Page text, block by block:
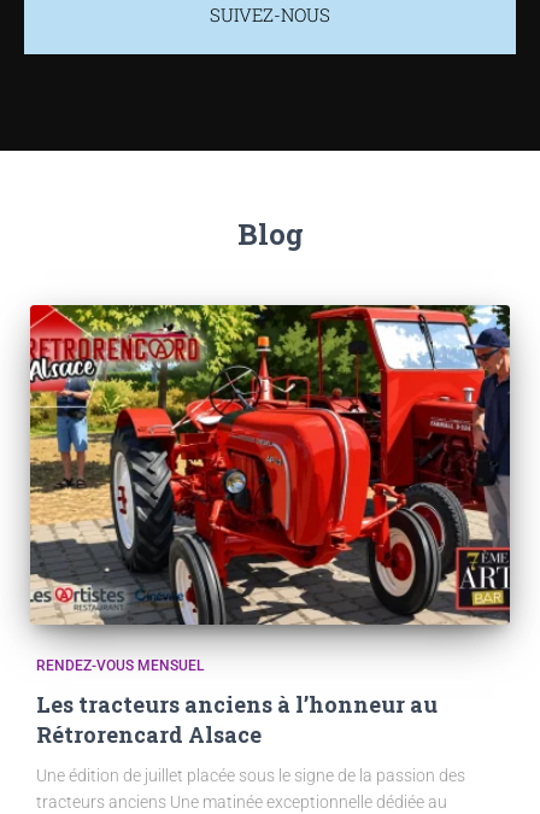
SUIVEZ-NOUS
Blog
RENDEZ-VOUS MENSUEL
Les tracteurs anciens à l’honneur au
Rétrorencard Alsace
Une édition de juillet placée sous le signe de la passion des
tracteurs anciens Une matinée exceptionnelle dédiée au